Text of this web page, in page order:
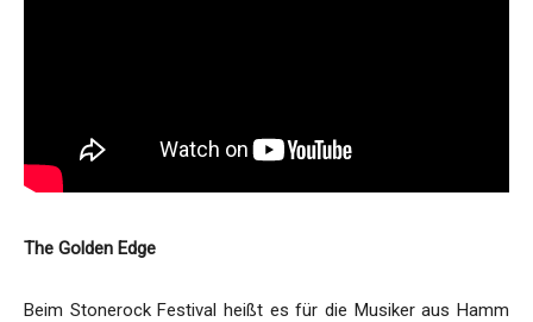
The Golden Edge
Beim Stonerock Festival heißt es für die Musiker aus Hamm